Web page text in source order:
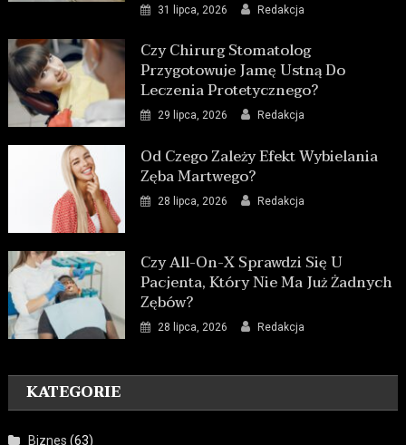
31 lipca, 2026 Redakcja
Czy Chirurg Stomatolog
Przygotowuje Jamę Ustną Do
Leczenia Protetycznego?
29 lipca, 2026 Redakcja
Od Czego Zależy Efekt Wybielania
Zęba Martwego?
28 lipca, 2026 Redakcja
Czy All-On-X Sprawdzi Się U
Pacjenta, Który Nie Ma Już Żadnych
Zębów?
28 lipca, 2026 Redakcja
KATEGORIE
Biznes (63)